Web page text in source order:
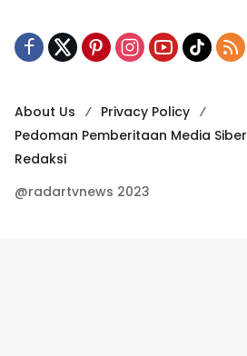
About Us
Privacy Policy
Pedoman Pemberitaan Media Siber
Redaksi
@radartvnews 2023